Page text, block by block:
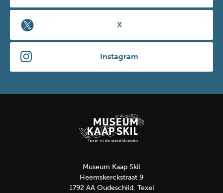
X
Instagram
Museum Kaap Skil
Heemskerckstraat 9
1792 AA Oudeschild, Texel